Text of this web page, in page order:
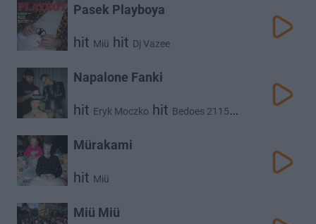
Pasek Playboya
hit Miü hit Dj Vazee
Napalone Fanki
hit Eryk Moczko hit Bedoes 2115
Mürakami
hit Miü
Miü Miü